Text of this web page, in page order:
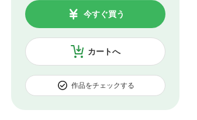
カートへ
今すぐ買う
作品をチェックする